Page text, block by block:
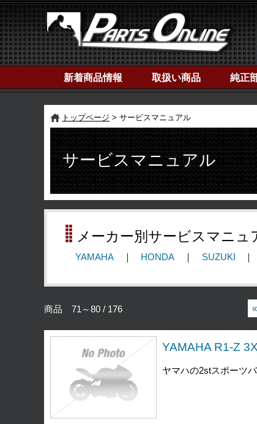
新着商品情報 取扱い商品 純正
トップページ サービスマニュアル
サービスマニュアル
メーカー別サービスマニュ
YAMAHA HONDA SUZUKI
商品 71～80 / 176
YAMAHA R1-Z
ヤマハの2stスポーツ